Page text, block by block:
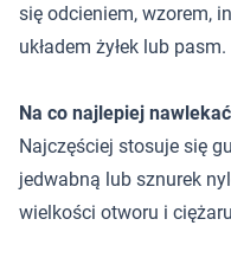
się odcieniem, wzorem,
układem żyłek lub pasm.
Na co najlepiej
Najczęściej stosuje się
jedwabną lub sznurek
wielkości otworu i